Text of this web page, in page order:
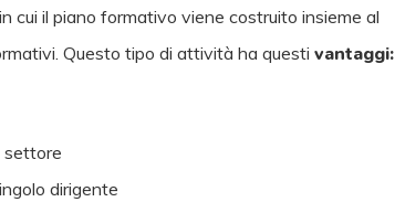
cui il piano formativo viene costruito insieme al
Questo tipo di attività ha questivantaggi:
settore
dirigente